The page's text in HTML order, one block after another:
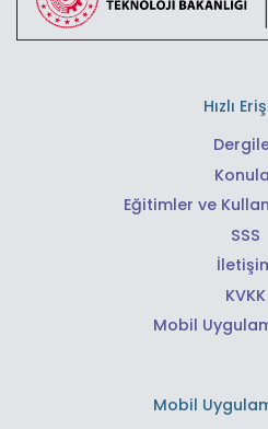
Hızlı
Eğitimler ve
SSS
KVKK
Mobil
Mobil